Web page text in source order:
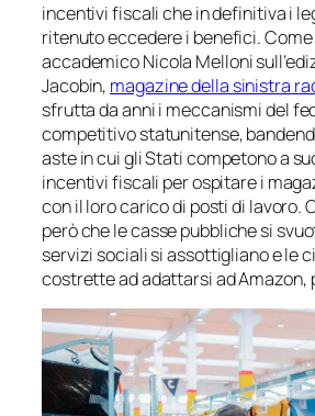
incentivi fiscali che in definitiva i
ritenuto eccedere i benefici. Come
accademico Nicola Melloni
Jacobin, magazine della sinistra
sfrutta da anni i meccanismi del
competitivo statunitense,
aste in cui gli Stati competono a
incentivi fiscali per ospitare i
con il loro carico di posti di lavoro.
però che le casse pubbliche si
servizi sociali si assottigliano e le
costrette ad adattarsi ad Amazon,